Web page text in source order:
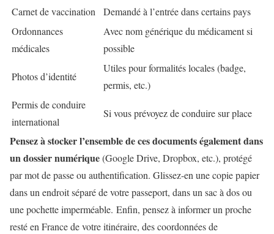
Carnet de vaccination
Demandé à l’entrée dans certains pays
Ordonnances
médicales
Avec nom générique du médicament si
possible
Photos d’identité
Utiles pour formalités locales (badge,
permis, etc.)
Permis de conduire
international
Si vous prévoyez de conduire sur place
Pensez à stocker l’ensemble de ces documents également dans
un dossier numérique(Google Drive, Dropbox, etc.), protégé
par mot de passe ou authentification. Glissez-en une copie papier
dans un endroit séparé de votre passeport, dans un sac à dos ou
une pochette imperméable. Enfin, pensez à informer un proche
resté en France de votre itinéraire, des coordonnées de